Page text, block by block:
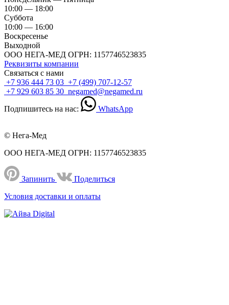
10:00 — 18:00
Суббота
10:00 — 16:00
Воскресенье
Выходной
ООО НЕГА-МЕД ОГРН: 1157746523835
Реквизиты компании
Связаться с нами
+7 936 444 73 03 +7 (499) 707-12-57
+7 929 603 85 30 negamed@negamed.ru
Подпишитесь на нас:
WhatsApp
© Нега-Мед
ООО НЕГА-МЕД ОГРН: 1157746523835
Запинить
Поделиться
Условия доставки и оплаты